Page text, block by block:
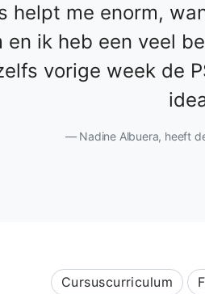
helpt me enorm,
en ik heb een veel
vorige week de
Nadine Albuera, heeft
Cursuscurriculum